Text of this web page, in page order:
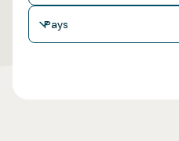
Pays